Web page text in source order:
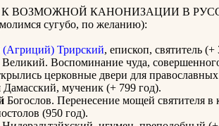
ВОЗМОЖНОЙ КАНОНИЗАЦИИ В
сугубо, по желанию):
(Агриций) Трирский, епископ, святитель
Великий. Воспоминание чуда,
церковные двери для
Дамасский, мученик (+ 799 год).
Богослов. Перенесение мощей святителя в
(950 год).